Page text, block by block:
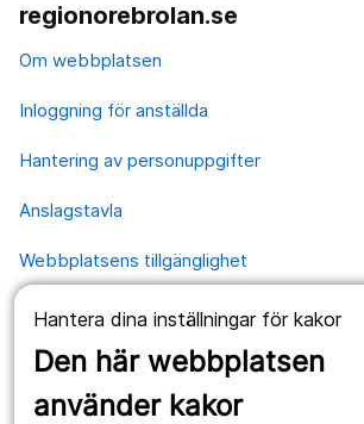
Hantera dina inställningar för kakor
Den här webbplatsen
använder kakor
regionorebrolan.se
Om webbplatsen
Inloggning för anställda
Hantering av personuppgifter
Anslagstavla
Webbplatsens tillgänglighet
Våra webbplatser
1177.se